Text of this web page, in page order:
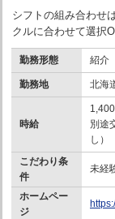
シフトの組み合わせ
クルに合わせて選択
勤務形態 紹介
勤務地 北海
時給
別途
し）
こだわり条
件
未経
ホームペー
ジ